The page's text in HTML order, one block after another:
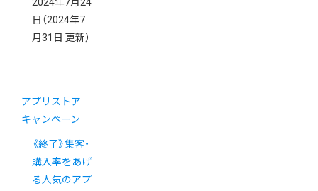
2024年7月24
日 （2024年7
月31日 更新）
アプリストア
キャンペーン
《終了》集客・
購入率をあげ
る人気のアプ